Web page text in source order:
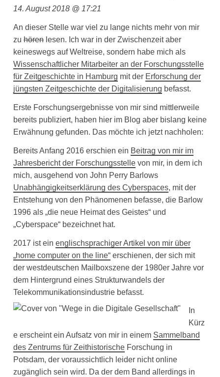
14. August 2018 @ 17:21
An dieser Stelle war viel zu lange nichts mehr von mir
zu hörenlesen. Ich war in der Zwischenzeit aber
keineswegs auf Weltreise, sondern habe mich als
Wissenschaftlicher Mitarbeiter an der Forschungsstelle
für Zeitgeschichte in Hamburg mit der Erforschung der
jüngsten Zeitgeschichte der Digitalisierung befasst.
Erste Forschungsergebnisse von mir sind mittlerweile
bereits publiziert, haben hier im Blog aber bislang keine
Erwähnung gefunden. Das möchte ich jetzt nachholen:
Bereits Anfang 2016 erschien ein Beitrag von mir im
Jahresbericht der Forschungsstellevon mir, in dem ich
mich, ausgehend von John Perry Barlows
Unabhängigkeitserklärung des Cyberspaces, mit der
Entstehung von den Phänomenen befasse, die Barlow
1996 als „die neue Heimat des Geistes“ und
„Cyberspace“ bezeichnet hat.
2017 ist ein englischsprachiger Artikel von mir über
„home computer on the line“erschienen, der sich mit
der westdeutschen Mailboxszene der 1980er Jahre vor
dem Hintergrund eines Strukturwandels der
Telekommunikationsindustrie befasst.
In
Kürz
e erscheint ein Aufsatz von mir in einem Sammelband
des Zentrums für ZeithistorischeForschung in
Potsdam, der voraussichtlich leider nicht online
zugänglich sein wird. Da der dem Band allerdings in